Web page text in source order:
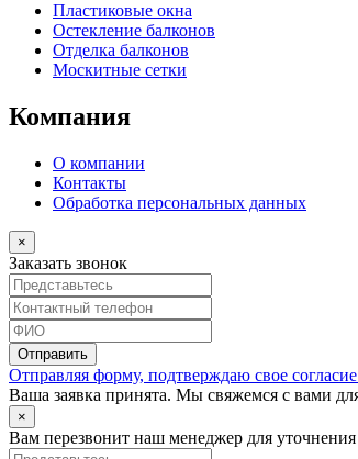
Пластиковые окна
Остекление балконов
Отделка балконов
Москитные сетки
Компания
О компании
Контакты
Обработка персональных данных
×
Заказать звонок
Отправляя форму, подтверждаю свое
Ваша заявка принята. Мы свяжемся с вами
×
Вам перезвонит наш менеджер для